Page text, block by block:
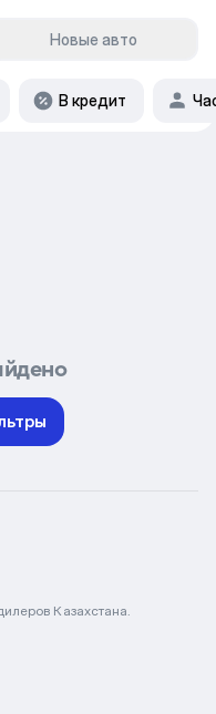
Новые авто
В кредит
Казахстана.